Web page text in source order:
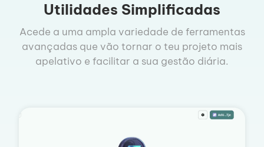
Utilidades Simplificadas
Acede a uma ampla variedade de ferramentas
avançadas que vão tornar o teu projeto mais
apelativo e facilitar a sua gestão diária.